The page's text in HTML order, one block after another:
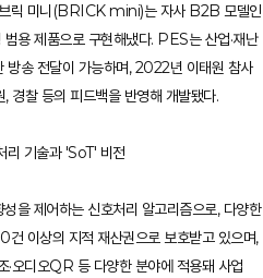
브릭 미니(BRICK mini)는 자사 B2B 모델인
용 제품으로 구현해냈다. PES는 산업·재난
방송 전달이 가능하며, 2022년 이태원 참사
경찰 등의 피드백을 반영해 개발됐다.
리 기술과 'SoT' 비전
을 제어하는 신호처리 알고리즘으로, 다양한
건 이상의 지적 재산권으로 보호받고 있으며,
·오디오QR 등 다양한 분야에 적용돼 사업